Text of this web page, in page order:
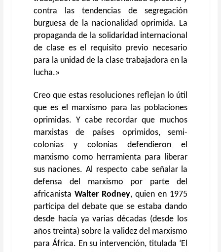
contra las tendencias de segregación
burguesa de la nacionalidad oprimida. La
propaganda de la solidaridad internacional
de clase es el requisito previo necesario
para la unidad de la clase trabajadora en la
lucha.»
Creo que estas resoluciones reflejan lo útil
que es el marxismo para las poblaciones
oprimidas. Y cabe recordar que muchos
marxistas de países oprimidos, semi-
colonias y colonias defendieron el
marxismo como herramienta para liberar
sus naciones. Al respecto cabe señalar la
defensa del marxismo por parte del
africanista Walter Rodney, quien en 1975
participa del debate que se estaba dando
desde hacía ya varias décadas (desde los
años treinta) sobre la validez del marxismo
para África. En su intervención, titulada ‘El